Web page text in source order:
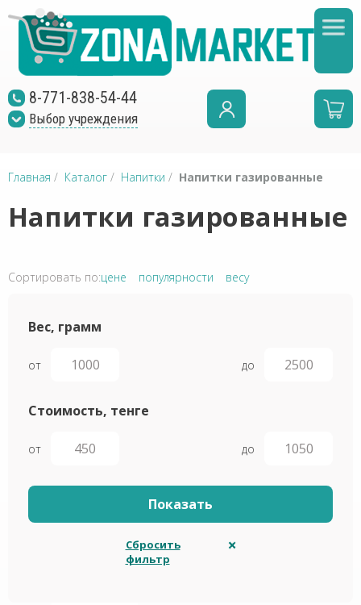
8-771-838-54-44
Выбор учреждения
Главная / Каталог / Напитки / Напитки газированные
Напитки газированные
Сортировать по:цене популярности весу
Вес, грамм
от до
Стоимость, тенге
от до
Сбросить
фильтр